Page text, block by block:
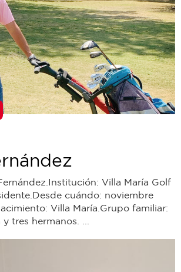
Villa María Golf
cuándo: noviembre
Villa María.Grupo familiar:
tres hermanos. ...